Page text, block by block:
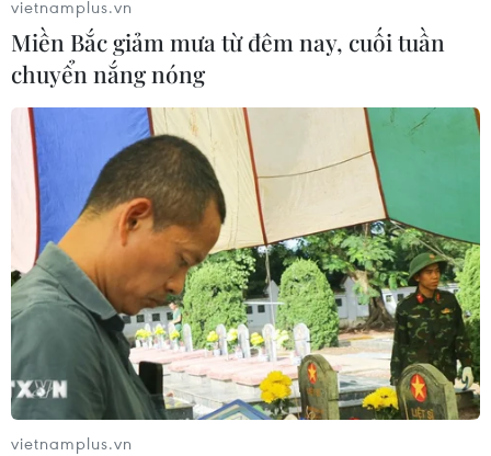
Quảng Trị: Tìm kiếm, cất bốc nhiều hài
cốt liệt sỹ ở huyện Đakrông
27/03/2021 15:15
Đến nay, Đội tìm kiếm, quy tập hài cốt liệt sỹ của Sư
đoàn 968 thuộc Quân khu 4 đã tìm kiếm và cất bốc
được 12 hài cốt liệt sỹ tại vườn của gia đình ông Nguyễn
Đức Quang.
vietnamplus.vn
Miền Bắc giảm mưa từ đêm nay, cuối tuần
chuyển nắng nóng
vietnamplus.vn